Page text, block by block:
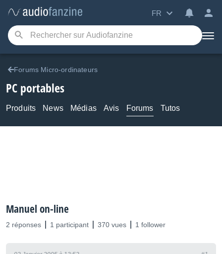
FR
Forums Micro-ordinateurs
PC portables
Produits News Médias Avis Forums Tutos
Manuel on-line
2 réponses 1 participant 370 vues 1 follower